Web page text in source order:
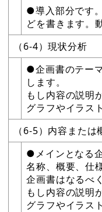
●導入部分です
どを書きます。
（6-4）現状分析
●企画書のテー
します。
もし内容の説明
グラフやイラス
（6-5）内容または
●メインとなる
名称、概要、仕
企画書はなるべ
もし内容の説明
グラフやイラス